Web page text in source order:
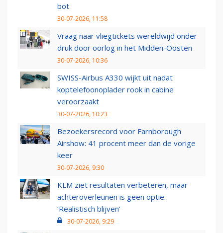
bot
30-07-2026, 11:58
Vraag naar vliegtickets wereldwijd onder
druk door oorlog in het Midden-Oosten
30-07-2026, 10:36
SWISS-Airbus A330 wijkt uit nadat
koptelefoonoplader rook in cabine
veroorzaakt
30-07-2026, 10:23
Bezoekersrecord voor Farnborough
Airshow: 41 procent meer dan de vorige
keer
30-07-2026, 9:30
KLM ziet resultaten verbeteren, maar
achteroverleunen is geen optie:
‘Realistisch blijven’
30-07-2026, 9:29